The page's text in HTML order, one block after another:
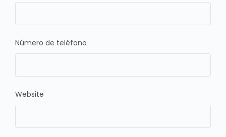
Número de teléfono
Website